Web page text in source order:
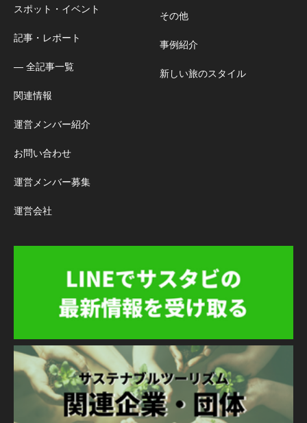
スポット・イベント
記事・レポート
― 全記事一覧
関連情報
運営メンバー紹介
お問い合わせ
運営メンバー募集
運営会社
その他
事例紹介
新しい旅のスタイル